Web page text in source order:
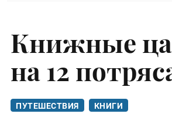
Книжные
на 12
ПУТЕШЕСТВИЯ КНИГИ